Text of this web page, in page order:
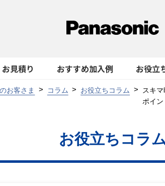
お見積り おすすめ加入例 お役立
お客さま コラム お役立ちコラム
スキ
ポイン
お役立ちコラ